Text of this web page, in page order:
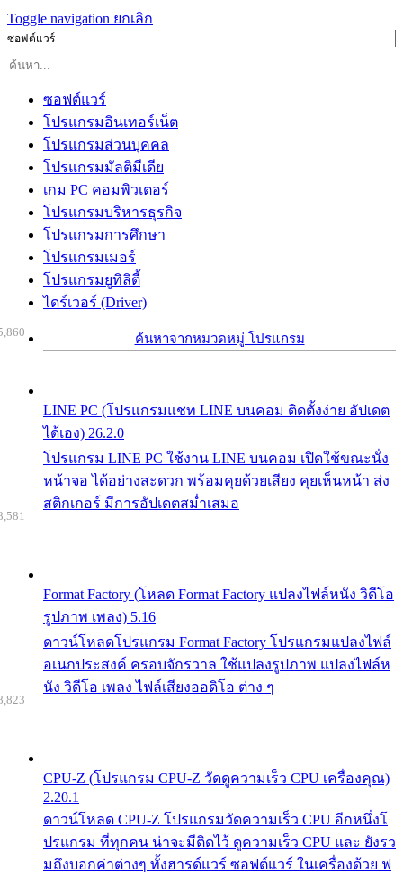
Toggle navigation ยกเลิก
ซอฟต์แวร์
ซอฟต์แวร์
โปรแกรมอินเทอร์เน็ต
โปรแกรมส่วนบุคคล
โปรแกรมมัลติมีเดีย
เกม PC คอมพิวเตอร์
โปรแกรมบริหารธุรกิจ
โปรแกรมการศึกษา
โปรแกรมเมอร์
โปรแกรมยูทิลิตี้
ไดร์เวอร์ (Driver)
ค้นหาจากหมวดหมู่ โปรแกรม
LINE PC (โปรแกรมแชท LINE บนคอม ติดตั้งง่าย อัปเดต
ได้เอง) 26.2.0
โปรแกรม LINE PC ใช้งาน LINE บนคอม เปิดใช้ขณะนั่ง
หน้าจอ ได้อย่างสะดวก พร้อมคุยด้วยเสียง คุยเห็นหน้า ส่ง
สติกเกอร์ มีการอัปเดตสม่ำเสมอ
Format Factory (โหลด Format Factory แปลงไฟล์หนัง วิดีโอ
รูปภาพ เพลง) 5.16
ดาวน์โหลดโปรแกรม Format Factory โปรแกรมแปลงไฟล์
อเนกประสงค์ ครอบจักรวาล ใช้แปลงรูปภาพ แปลงไฟล์ห
นัง วิดีโอ เพลง ไฟล์เสียงออดิโอ ต่าง ๆ
CPU-Z (โปรแกรม CPU-Z วัดดูความเร็ว CPU เครื่องคุณ)
2.20.1
ดาวน์โหลด CPU-Z โปรแกรมวัดความเร็ว CPU อีกหนึ่งโ
ปรแกรม ที่ทุกคน น่าจะมีติดไว้ ดูความเร็ว CPU และ ยังรว
มถึงบอกค่าต่างๆ ทั้งฮารด์แวร์ ซอฟต์แวร์ ในเครื่องด้วย ฟ